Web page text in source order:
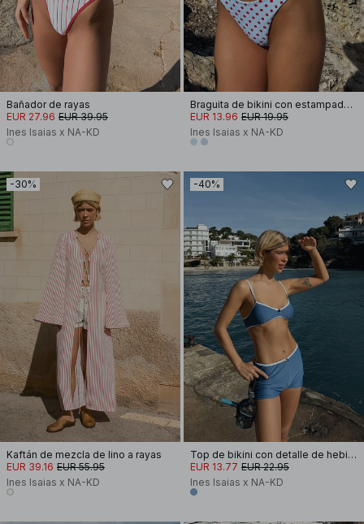
Bañador de rayas
EUR 27.96 EUR 39.95
Ines Isaias x NA-KD
Braguita de bikini con estampado en forma de V
EUR 13.96 EUR 19.95
Ines Isaias x NA-KD
-30%
Kaftán de mezcla de lino a rayas
EUR 39.16 EUR 55.95
Ines Isaias x NA-KD
-40%
Top de bikini con detalle de hebilla
EUR 13.77 EUR 22.95
Ines Isaias x NA-KD